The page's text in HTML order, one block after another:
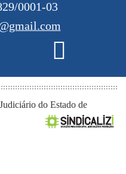
0001-03
do Estado de